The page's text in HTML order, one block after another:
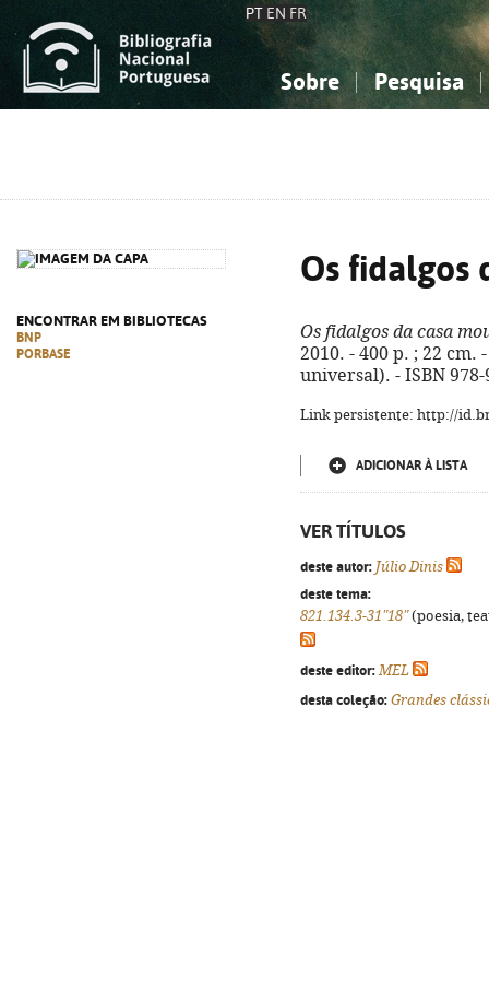
PT EN FR
Sobre Pesquisa
ENCONTRAR EM BIBLIOTECAS
BNP
PORBASE
Os fidalgos
Os fidalgos da casa
2010. - 400 p. ; 22
universal). - ISBN 978-
Link persistente: http://
ADICIONAR À LISTA
VER TÍTULOS
deste autor: Júlio Dinis
deste tema:
821.134.3-31"18"(poesia,
deste editor: MEL
desta coleção: Grandes